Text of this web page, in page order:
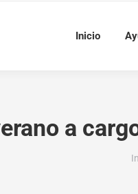
Inicio
a